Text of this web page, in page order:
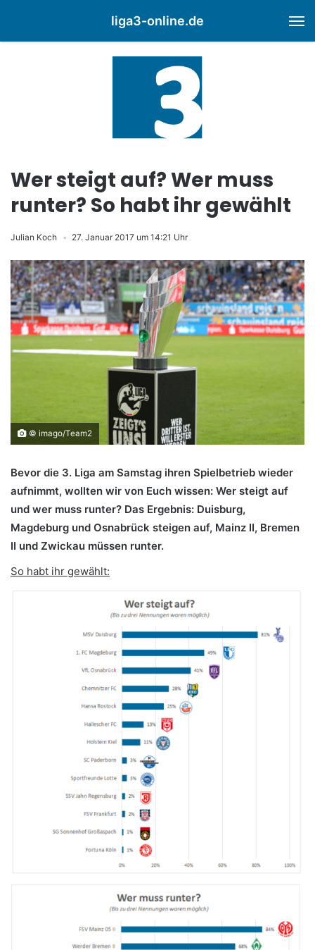
liga3-online.de
Wer steigt auf? Wer muss
runter? So habt ihr gewählt
Julian Koch 27. Januar 2017 um 14:21 Uhr
© imago/Team2
Bevor die 3. Liga am Samstag ihren Spielbetrieb wieder
aufnimmt, wollten wir von Euch wissen: Wer steigt auf
und wer muss runter? Das Ergebnis: Duisburg,
Magdeburg und Osnabrück steigen auf, Mainz II, Bremen
II und Zwickau müssen runter.
So habt ihr gewählt: